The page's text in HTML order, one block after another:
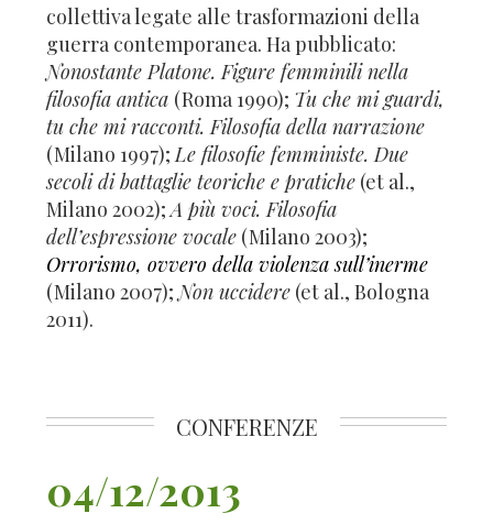
collettiva legate alle trasformazioni della
guerra contemporanea. Ha pubblicato:
Nonostante Platone. Figure femminili nella
filosofia antica (Roma 1990); Tu che mi guardi,
tu che mi racconti. Filosofia della narrazione
(Milano 1997);Le filosofie femministe. Due
secoli di battaglie teoriche e pratiche (et al.,
Milano 2002);A più voci. Filosofia
dell’espressione vocale (Milano 2003);
Orrorismo, ovvero della violenza sull’inerme
(Milano 2007);Non uccidere (et al., Bologna
2011).
CONFERENZE
04/12/2013